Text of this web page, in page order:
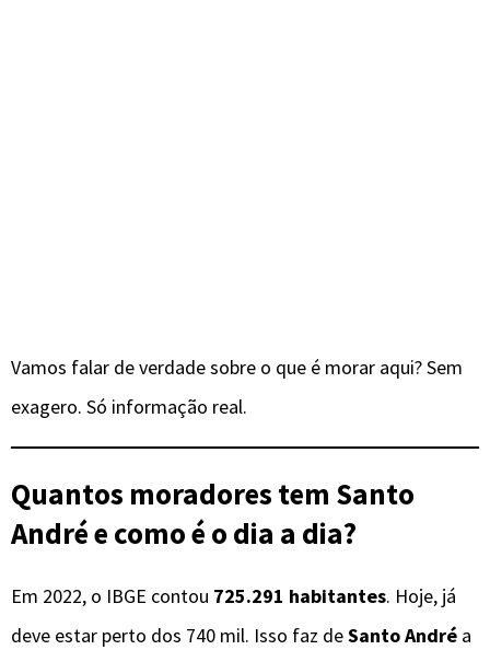
Vamos falar de verdade sobre o que é morar aqui? Sem
exagero. Só informação real.
Quantos moradores tem Santo
André e como é o dia a dia?
Em 2022, o IBGE contou 725.291 habitantes. Hoje, já
deve estar perto dos 740 mil. Isso faz deSanto André a